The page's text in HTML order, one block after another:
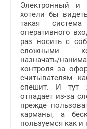
Электронный и
хотели бы
такая
оперативного
раз носить с
сложными
назначать/
контроля за
считывателям
спешит. И тут
отпадает из-за
прежде
карманы, а
пользуемся как и